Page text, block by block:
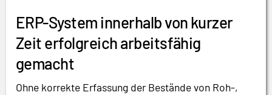
ERP-System innerhalb von kurzer
Zeit erfolgreich arbeitsfähig
gemacht
Ohne korrekte Erfassung der Bestände von Roh-,